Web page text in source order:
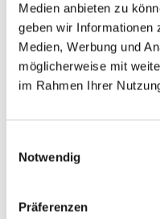
Medien anbieten zu
geben wir Informationen
Medien, Werbung und
möglicherweise mit
im Rahmen Ihrer
Notwendig
Präferenzen